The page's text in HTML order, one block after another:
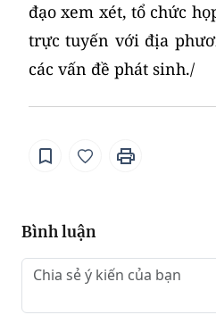
đạo xem xét, tổ chức
trực tuyến với địa
các vấn đề phát sinh./
Bình luận